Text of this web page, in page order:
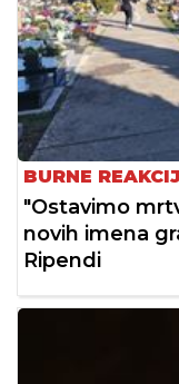
BURNE
"Ostavimo
novih imena
Ripendi